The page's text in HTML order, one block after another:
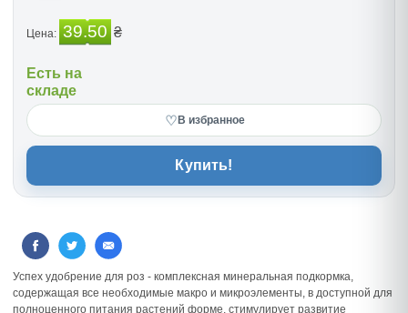
Цена: 39.50 ₴
Есть на
складе
♡ В избранное
Купить!
Успех удобрение для роз - комплексная минеральная подкормка,
содержащая все необходимые макро и микроэлементы, в доступной для
полноценного питания растений форме, стимулирует развитие